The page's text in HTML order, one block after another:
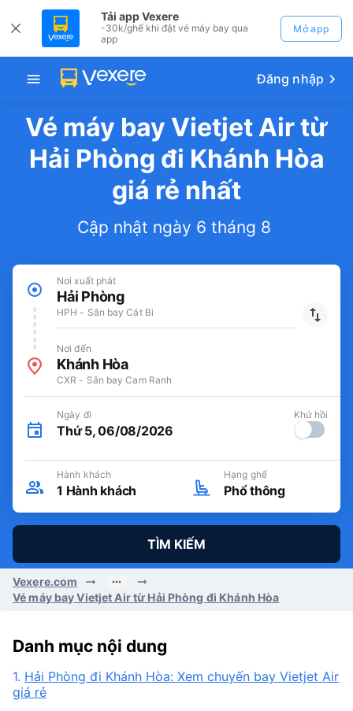
Tải app Vexere
-30k/ghế khi đặt vé máy bay qua
app
Mở app
Đăng nhập
Vé máy bay Vietjet Air từ
Hải Phòng đi Khánh Hòa
giá rẻ nhất
Cập nhật ngày 6 tháng 8
Nơi xuất phát
Hải Phòng
HPH - Sân bay Cát Bi
Nơi đến
Khánh Hòa
CXR - Sân bay Cam Ranh
Ngày đi
Thứ 5, 06/08/2026
Khứ hồi
Hành khách
1 Hành khách
Hạng ghế
Phổ thông
TÌM KIẾM
Vexere.com
Vé máy bay Vietjet Air từ Hải Phòng đi Khánh Hòa
Danh mục nội dung
1. Hải Phòng đi Khánh Hòa: Xem chuyến bay Vietjet Air
giá rẻ